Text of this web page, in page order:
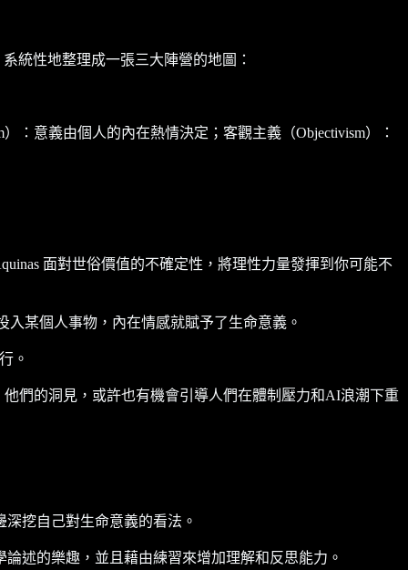
統性地整理成一張三大陣營的地圖：
：意義由個人的內在熱情決定；客觀主義（Objectivism）：
面對世俗價值的不確定性，將理性力量發揮到你可能不
某個人事物，內在情感就賦予了生命意義。
。
們的洞見，或許也有機會引導人們在體制壓力和AI浪潮下重
挖自己對生命意義的看法。
述的樂趣，並且藉由練習來增加理解和反思能力。